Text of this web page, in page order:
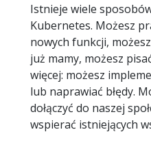
Istnieje wiele
Kubernetes. Możesz
nowych funkcji,
już mamy, możesz
więcej: możesz
lub naprawiać błędy.
dołączyć do naszej
wspierać istniejących